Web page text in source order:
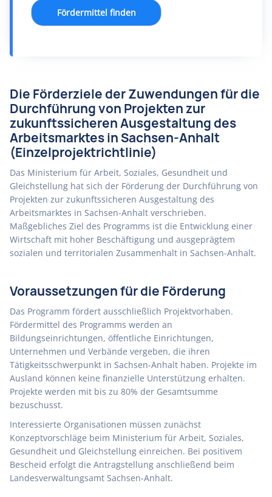
Fördermittel finden
Die Förderziele der Zuwendungen für die
Durchführung von Projekten zur
zukunftssicheren Ausgestaltung des
Arbeitsmarktes in Sachsen-Anhalt
(Einzelprojektrichtlinie)
Das Ministerium für Arbeit, Soziales, Gesundheit und
Gleichstellung hat sich der Förderung der Durchführung von
Projekten zur zukunftssicheren Ausgestaltung des
Arbeitsmarktes in Sachsen-Anhalt verschrieben.
Maßgebliches Ziel des Programms ist die Entwicklung einer
Wirtschaft mit hoher Beschäftigung und ausgeprägtem
sozialen und territorialen Zusammenhalt in Sachsen-Anhalt.
Voraussetzungen für die Förderung
Das Programm fördert ausschließlich Projektvorhaben.
Fördermittel des Programms werden an
Bildungseinrichtungen, öffentliche Einrichtungen,
Unternehmen und Verbände vergeben, die ihren
Tätigkeitsschwerpunkt in Sachsen-Anhalt haben. Projekte im
Ausland können keine finanzielle Unterstützung erhalten.
Projekte werden mit bis zu 80% der Gesamtsumme
bezuschusst.
Interessierte Organisationen müssen zunächst
Konzeptvorschläge beim Ministerium für Arbeit, Soziales,
Gesundheit und Gleichstellung einreichen. Bei positivem
Bescheid erfolgt die Antragstellung anschließend beim
Landesverwaltungsamt Sachsen-Anhalt.